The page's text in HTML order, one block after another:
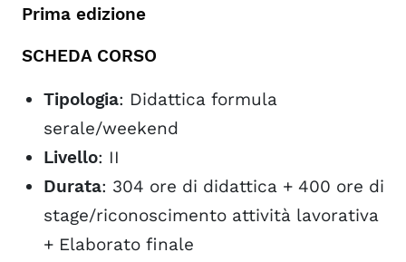
Prima edizione
SCHEDA CORSO
Tipologia: Didattica formula
serale/weekend
Livello: II
Durata: 304 ore di didattica + 400 ore di
stage/riconoscimento attività lavorativa
+ Elaborato finale